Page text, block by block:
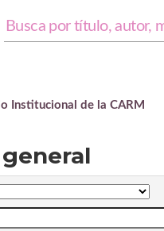
Institucional de la CARM